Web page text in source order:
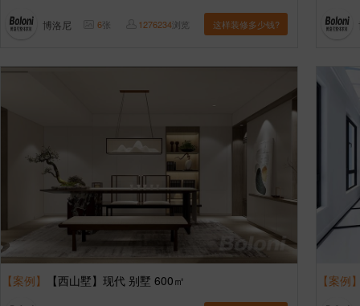
博洛尼 6张 1276234浏览 这样装修多少钱?
【案例】 【西山墅】现代 别墅 600㎡ 【案例